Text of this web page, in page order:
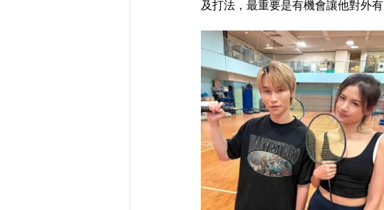
及打法，最重要是有機會讓他對外